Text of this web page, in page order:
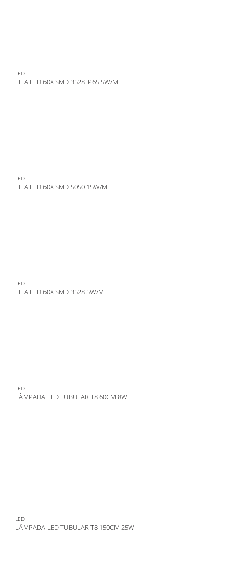
LED
FITA LED 60X SMD 3528 IP65 5W/M
LED
FITA LED 60X SMD 5050 15W/M
LED
FITA LED 60X SMD 3528 5W/M
LED
LÂMPADA LED TUBULAR T8 60CM 8W
LED
LÂMPADA LED TUBULAR T8 150CM 25W